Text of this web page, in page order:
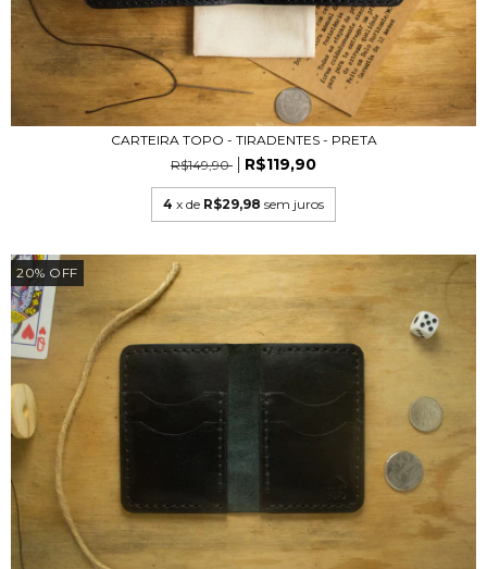
CARTEIRA TOPO - TIRADENTES - PRETA
R$149,90
R$119,90
4 x de R$29,98 sem juros
20% OFF